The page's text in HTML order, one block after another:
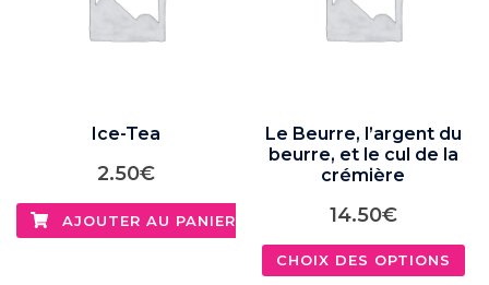
Ice-Tea
2.50€
AJOUTER AU PANIER
Le Beurre, l’argent du
beurre, et le cul de la
crémière
14.50€
CHOIX DES OPTIONS